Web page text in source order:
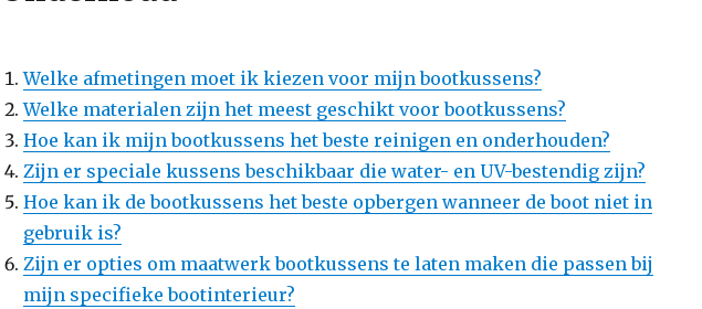
Welke afmetingen moet ik kiezen voor mijn bootkussens?
Welke materialen zijn het meest geschikt voor bootkussens?
Hoe kan ik mijn bootkussens het beste reinigen en onderhouden?
Zijn er speciale kussens beschikbaar die water- en UV-bestendig zijn?
Hoe kan ik de bootkussens het beste opbergen wanneer de boot niet in
gebruik is?
Zijn er opties om maatwerk bootkussens te laten maken die passen bij
mijn specifieke bootinterieur?